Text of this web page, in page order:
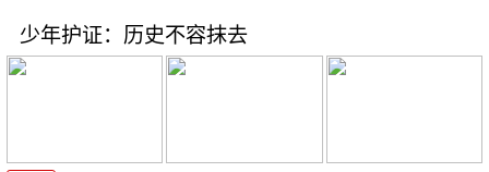
少年护证：历史不容抹去